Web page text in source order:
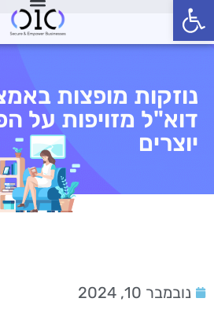
פתח סרגל נגישות
נוזקות מופצות
דוא"ל מזויפות על
יוצרים
נובמבר 10, 2024